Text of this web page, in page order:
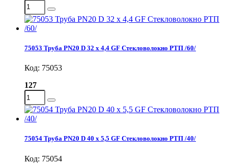
75053 Труба PN20 D 32 x 4,4 GF Стекловолокно РТП /60/
Код: 75053
127
75054 Труба PN20 D 40 x 5,5 GF Стекловолокно РТП /40/
Код: 75054